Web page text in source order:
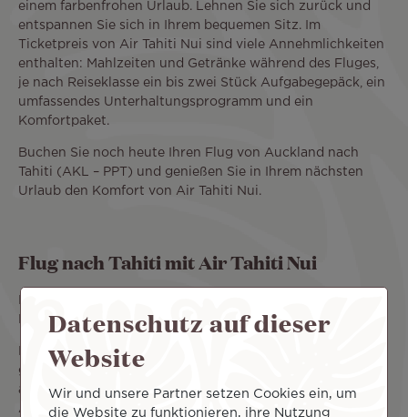
einem farbenfrohen Urlaub. Lehnen Sie sich zurück und
entspannen Sie sich in Ihrem bequemen Sitz. Im
Ticketpreis von Air Tahiti Nui sind viele Annehmlichkeiten
enthalten: Mahlzeiten und Getränke während des Fluges,
je nach Reiseklasse ein bis zwei Stück Aufgabegepäck, ein
umfassendes Unterhaltungsprogramm und ein
Komfortpaket.
Buchen Sie noch heute Ihren Flug von Auckland nach
Tahiti (AKL – PPT) und genießen Sie in Ihrem nächsten
Urlaub den Komfort von Air Tahiti Nui.
Flug nach Tahiti mit Air Tahiti Nui
Flüge von Auckland nach Französisch-Polynesien an.
Darüber hinaus arbeitet Air Tahiti Nui mit Airlines in der
ganzen Welt zusammen, um Hunderte von anderen Zielen
auf der ganzen Welt anzufliegen. In Neuseeland und
Australien bestehen Partnerschaften mit Air New Zealand
Datenschutz auf dieser
Website
Wir und unsere Partner setzen Cookies ein, um
die Website zu funktionieren, ihre Nutzung